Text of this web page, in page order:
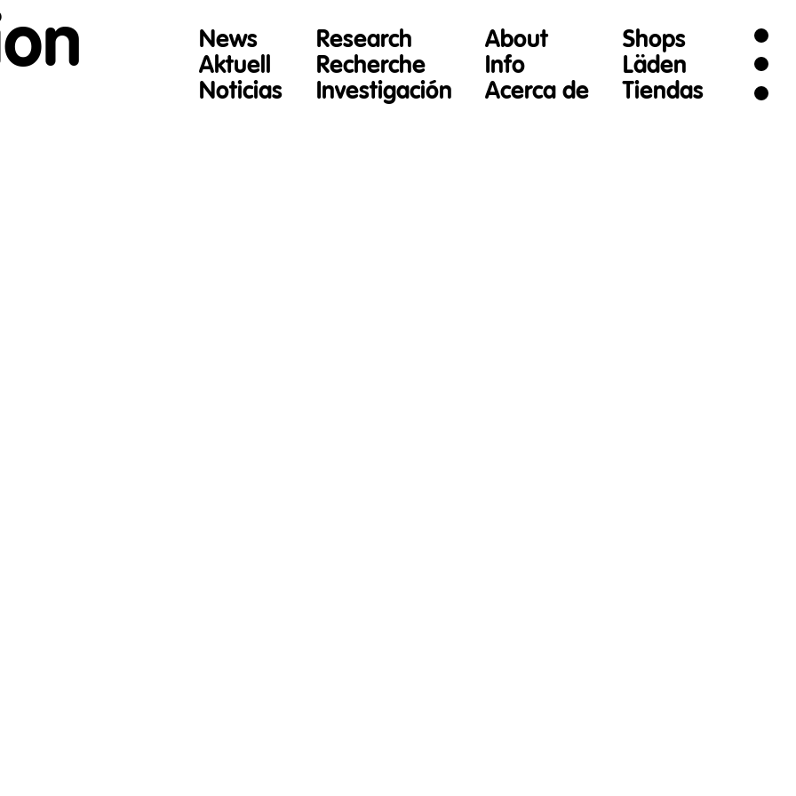
News
Aktuell
Noticias
Research
Recherche
Investigación
About
Info
Acerca de
Shops
Läden
Tiendas